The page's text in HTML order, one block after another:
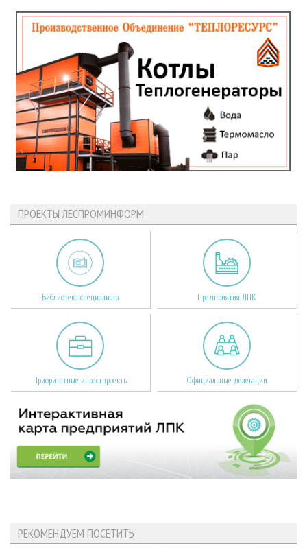
ПРОЕКТЫ ЛЕСПРОМИНФОРМ
Библиотека специалиста Предприятия ЛПК
Приоритетные инвестпроекты Официальные делегации
РЕКОМЕНДУЕМ ПОСЕТИТЬ